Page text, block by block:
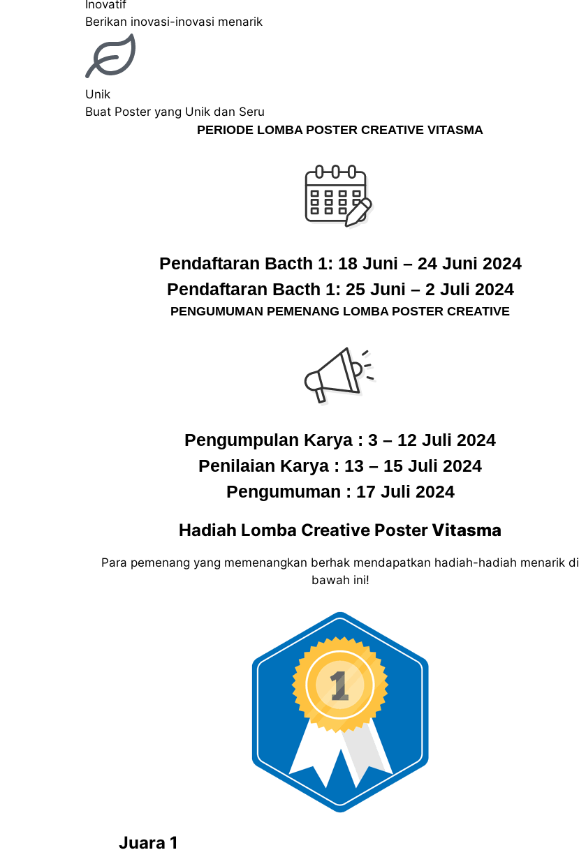
Inovatif
Berikan inovasi-inovasi menarik
Unik
Buat Poster yang Unik dan Seru
PERIODE LOMBA POSTER CREATIVE VITASMA
Pendaftaran Bacth 1: 18 Juni – 24 Juni 2024
Pendaftaran Bacth 1: 25 Juni – 2 Juli 2024
PENGUMUMAN PEMENANG LOMBA POSTER CREATIVE
Pengumpulan Karya : 3 – 12 Juli 2024
Penilaian Karya : 13 – 15 Juli 2024
Pengumuman : 17 Juli 2024
Hadiah Lomba Creative PosterVitasma
Para pemenang yang memenangkan berhak mendapatkan hadiah-hadiah menarik di
bawah ini!
Juara 1